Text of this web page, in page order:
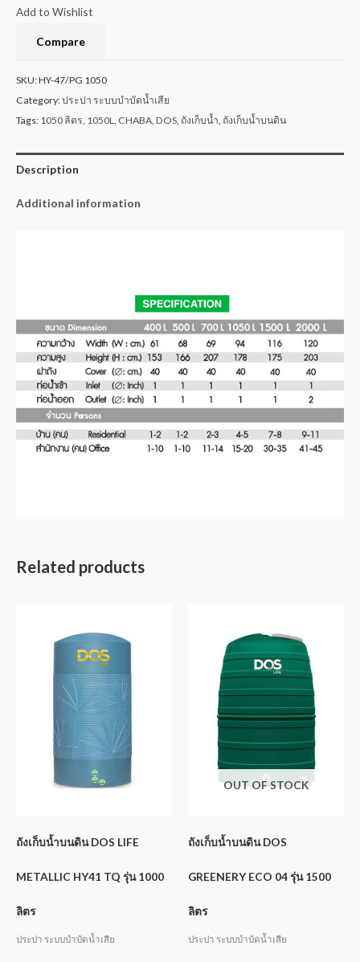
Add to Wishlist
Compare
SKU:HY-47/PG 1050
Category:ประปา ระบบบำบัดน้ำเสีย
Tags: 1050 ลิตร, 1050L, CHABA, DOS, ถังเก็บน้ำ, ถังเก็บน้ำบนดิน
Description
Additional information
Related products
ถังเก็บน้ำบนดิน DOS LIFE
METALLIC HY41 TQ รุ่น 1000
ลิตร
ประปา ระบบบำบัดน้ำเสีย
OUT OF STOCK
ถังเก็บน้ำบนดิน DOS
GREENERY ECO 04 รุ่น 1500
ลิตร
ประปา ระบบบำบัดน้ำเสีย